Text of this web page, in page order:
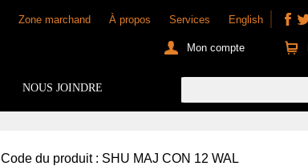
Zone marchand À propos Services English
Mon compte
NOUS JOINDRE
Code du produit : SHU MAJ CON 12 WAL